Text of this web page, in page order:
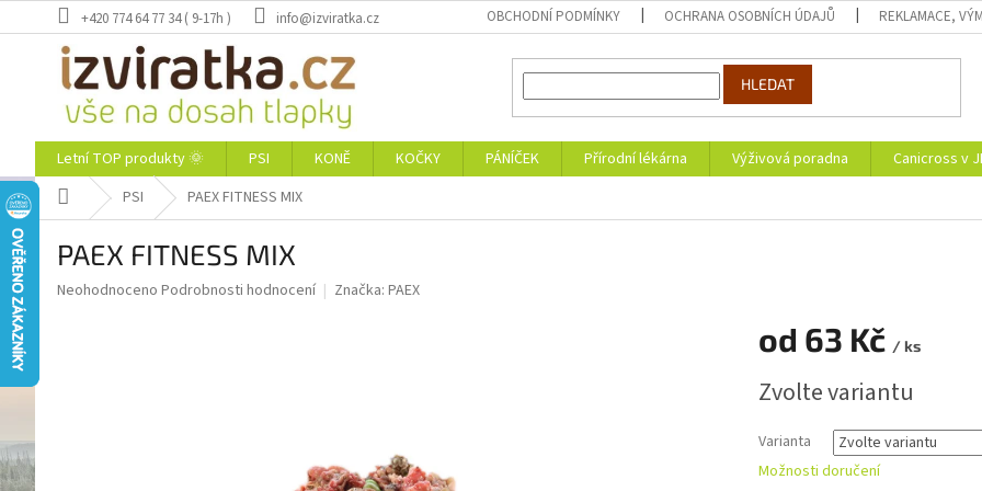
na
+420 774 64 77 34 ( 9-17h ) info@izviratka.cz OBCHODNÍ PODMÍNKY OCHRANA OSOBNÍCH ÚDAJŮ REKLAMACE,
HLEDAT
Letní TOP produkty 🌞 PSI KONĚ KOČKY PÁNÍČEK Přírodní lékárna Výživová poradna Canicross v
Domů PSI PAEX FITNESS MIX
PAEX FITNESS MIX
Průměrné
Neohodnoceno Podrobnosti hodnocení Značka: PAEX
od 63 Kč / ks
cena:
Zvolte variantu
Varianta
Možnosti doručení